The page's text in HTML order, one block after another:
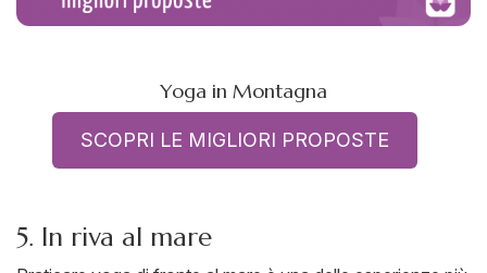
Yoga in Montagna
SCOPRI LE MIGLIORI PROPOSTE
5. In riva al mare